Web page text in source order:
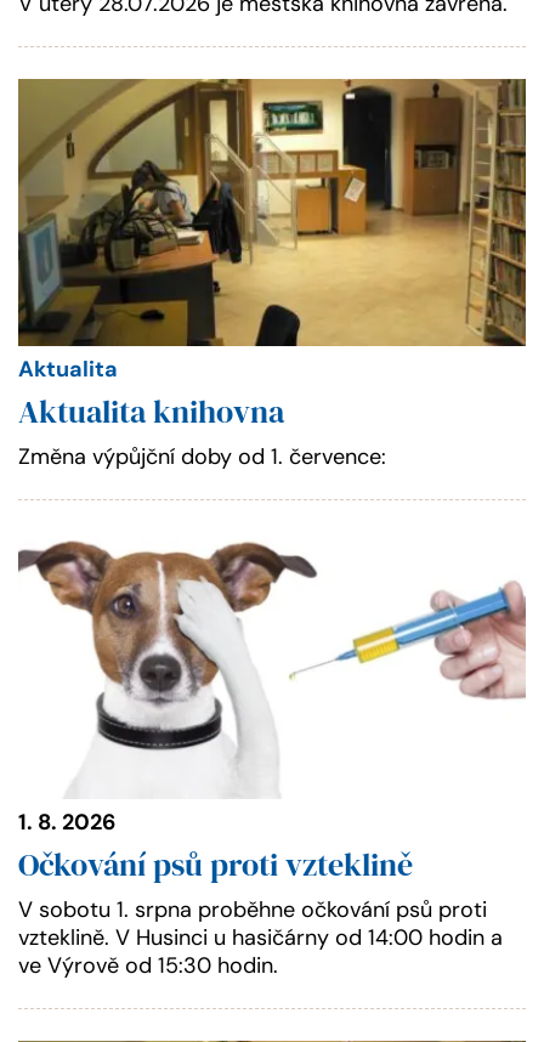
Aktualita
Aktualita knihovna
Změna výpůjční doby od 1. července:
1. 8. 2026
Očkování psů proti vzteklině
V sobotu 1. srpna proběhne očkování psů proti
vzteklině. V Husinci u hasičárny od 14:00 hodin a
ve Výrově od 15:30 hodin.